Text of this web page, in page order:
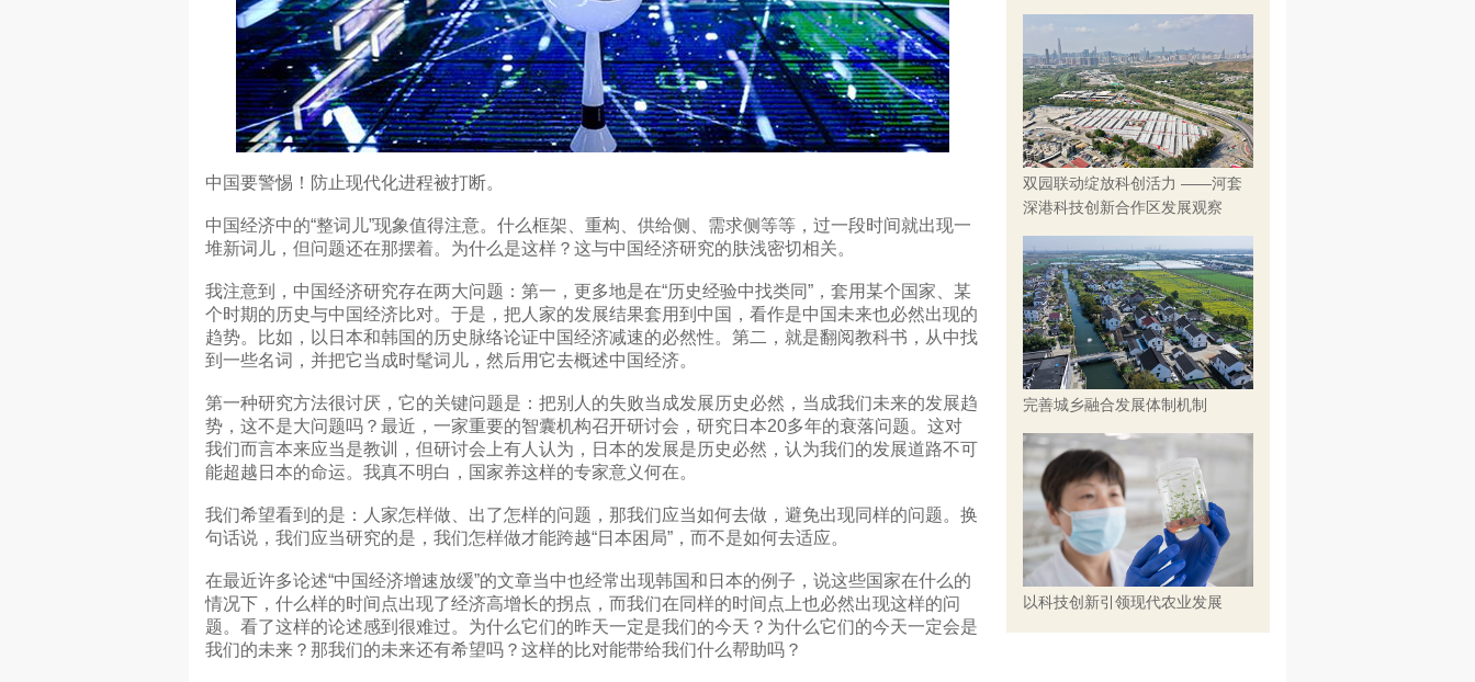
中国要警惕！防止现代化进程被打断。
中国经济中的“整词儿”现象值得注意。什么框架、重构、供给侧、需求侧等等，过一段时间就出现一
堆新词儿，但问题还在那摆着。为什么是这样？这与中国经济研究的肤浅密切相关。
我注意到，中国经济研究存在两大问题：第一，更多地是在“历史经验中找类同”，套用某个国家、某
个时期的历史与中国经济比对。于是，把人家的发展结果套用到中国，看作是中国未来也必然出现的
趋势。比如，以日本和韩国的历史脉络论证中国经济减速的必然性。第二，就是翻阅教科书，从中找
到一些名词，并把它当成时髦词儿，然后用它去概述中国经济。
第一种研究方法很讨厌，它的关键问题是：把别人的失败当成发展历史必然，当成我们未来的发展趋
势，这不是大问题吗？最近，一家重要的智囊机构召开研讨会，研究日本20多年的衰落问题。这对
我们而言本来应当是教训，但研讨会上有人认为，日本的发展是历史必然，认为我们的发展道路不可
能超越日本的命运。我真不明白，国家养这样的专家意义何在。
我们希望看到的是：人家怎样做、出了怎样的问题，那我们应当如何去做，避免出现同样的问题。换
句话说，我们应当研究的是，我们怎样做才能跨越“日本困局”，而不是如何去适应。
在最近许多论述“中国经济增速放缓”的文章当中也经常出现韩国和日本的例子，说这些国家在什么的
情况下，什么样的时间点出现了经济高增长的拐点，而我们在同样的时间点上也必然出现这样的问
题。看了这样的论述感到很难过。为什么它们的昨天一定是我们的今天？为什么它们的今天一定会是
我们的未来？那我们的未来还有希望吗？这样的比对能带给我们什么帮助吗？
双园联动绽放科创活力 ——河套
深港科技创新合作区发展观察
完善城乡融合发展体制机制
以科技创新引领现代农业发展